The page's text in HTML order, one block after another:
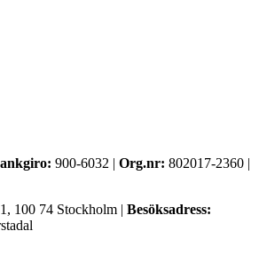
900-6032 | Org.nr: 802017-2360 |
100 74 Stockholm | Besöksadress: